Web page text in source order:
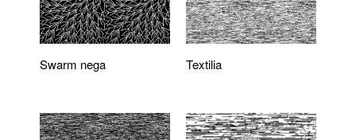
Swarm nega Textilia